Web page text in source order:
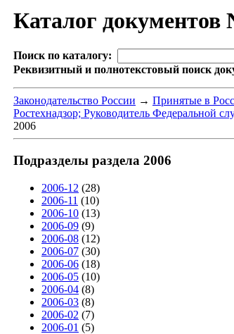
Каталог документов
Поиск по каталогу:
Реквизитный и полнотекстовый поиск
Законодательство России → Принятые в
Ростехнадзор; Руководитель Федеральной
2006
Подразделы раздела 2006
2006-12 (28)
2006-11 (10)
2006-10 (13)
2006-09 (9)
2006-08 (12)
2006-07 (30)
2006-06 (18)
2006-05 (10)
2006-04 (8)
2006-03 (8)
2006-02 (7)
2006-01 (5)